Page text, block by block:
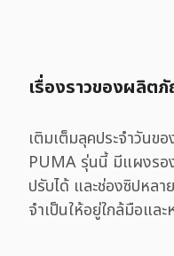
เรื่องราวของผลิต
เติมเต็มลุคประจำวันข
PUMA รุ่นนี้ มีแผงรอ
ปรับได้ และช่องซิปหลา
จำเป็นให้อยู่ใกล้มือแล